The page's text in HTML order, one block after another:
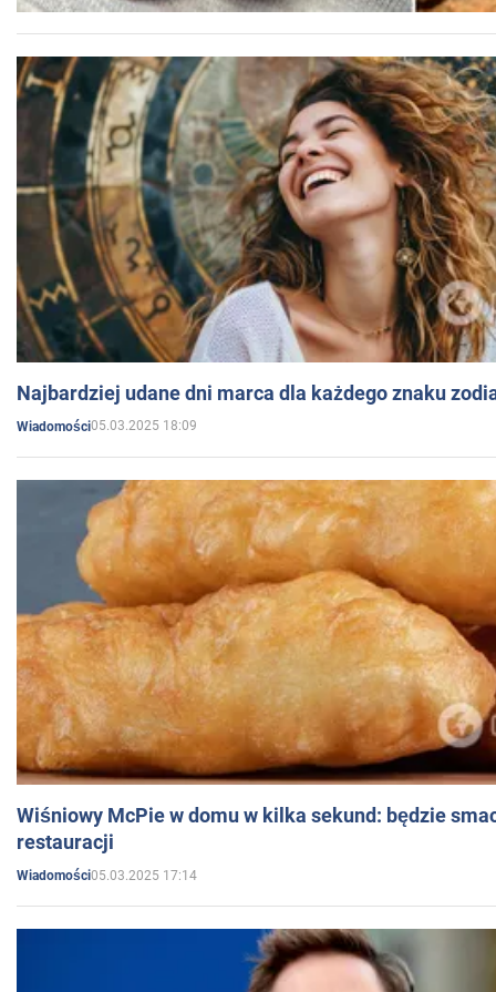
Najbardziej udane dni marca dla każdego znaku
Wiadomości05.03.2025 18:09
Wiśniowy McPie w domu w kilka sekund: będzie
restauracji
Wiadomości05.03.2025 17:14